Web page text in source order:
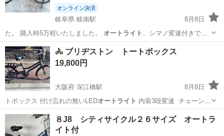
オンライン決済
岐阜県 岐南駅
8月8日
た。 購入時5万程いたしました。 オートライト
、シマノ変速付きでか
なり良い物です…
岐阜 羽島郡 岐南駅 その他
🚴 ブリヂストン トートボックス
19,800円
大阪府 深江橋駅
8月8日
トボックス 付け忘れの無いLEDオートライト 内装3段変速 チェーント
ラブル…
大阪 大阪市 その他 トートボックス
８J8 シティサイクル２６サイズ オートラ
イト付